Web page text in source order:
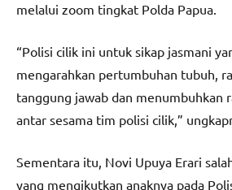
melalui zoom tingkat Polda Papua.
“Polisi cilik ini untuk sikap jasmani
mengarahkan pertumbuhan tubuh,
tanggung jawab dan menumbuhkan
antar sesama tim polisi cilik,”
Sementara itu, Novi Upuya Erari
yang mengikutkan anaknya pada